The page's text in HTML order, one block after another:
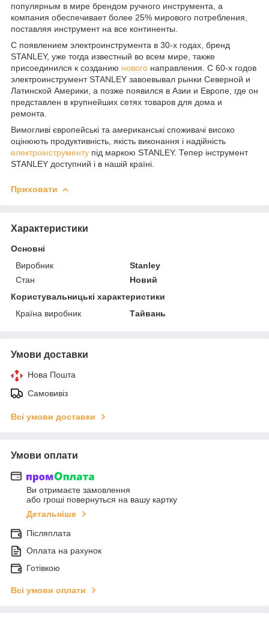
популярным в мире брендом ручного инструмента, а
компания обеспечивает более 25% мирового потребления,
поставляя инструмент на все континенты.
С появлением электроинструмента в 30-х годах, бренд
STANLEY, уже тогда известный во всем мире, также
присоединился к созданию нового направления. С 60-х годов
электроинструмент STANLEY завоевывал рынки Северной и
Латинской Америки, а позже появился в Азии и Европе, где он
представлен в крупнейших сетях товаров для дома и
ремонта.
Вимогливі європейські та американські споживачі високо
оцінюють продуктивність, якість виконання і надійність
електроінструменту під маркою STANLEY. Тепер інструмент
STANLEY доступний і в нашій країні.
Приховати
Характеристики
Основні
Виробник
Stanley
Стан
Новий
Користувальницькі характеристики
Країна виробник
Тайвань
Умови доставки
Нова Пошта
Самовивіз
Всі умови доставки
Умови оплати
Ви отримаєте замовлення
або гроші повернуться на вашу картку
Детальніше
Післяплата
Оплата на рахунок
Готівкою
Всі умови оплати